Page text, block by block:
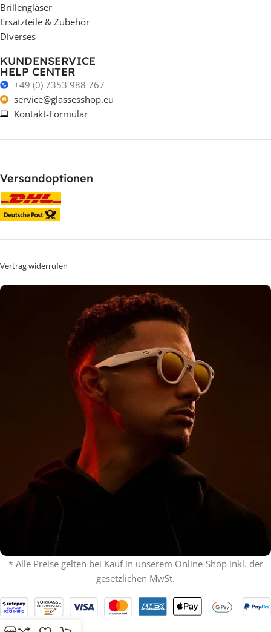
Brillengläser
Ersatzteile & Zubehör
Diverses
KUNDENSERVICE
HELP CENTER
+49 (0) 7353 988 767
service@glassesshop.eu
Kontakt-Formular
Versandoptionen
Vertrag widerrufen
% ON SALE %
Oakley mit Sehstärke
SPECIAL OFFER
* Alle Preise gelten bei Kauf in unserem Online-Shop inkl. der
gesetzlichen MwSt.